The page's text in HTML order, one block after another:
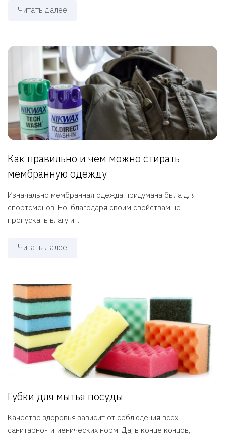
Читать далее
Как правильно и чем можно стирать
мембранную одежду
Изначально мембранная одежда придумана была для
спортсменов. Но, благодаря своим свойствам не
пропускать влагу и ...
Читать далее
Губки для мытья посуды
Качество здоровья зависит от соблюдения всех
санитарно-гигиенических норм. Да, в конце концов,